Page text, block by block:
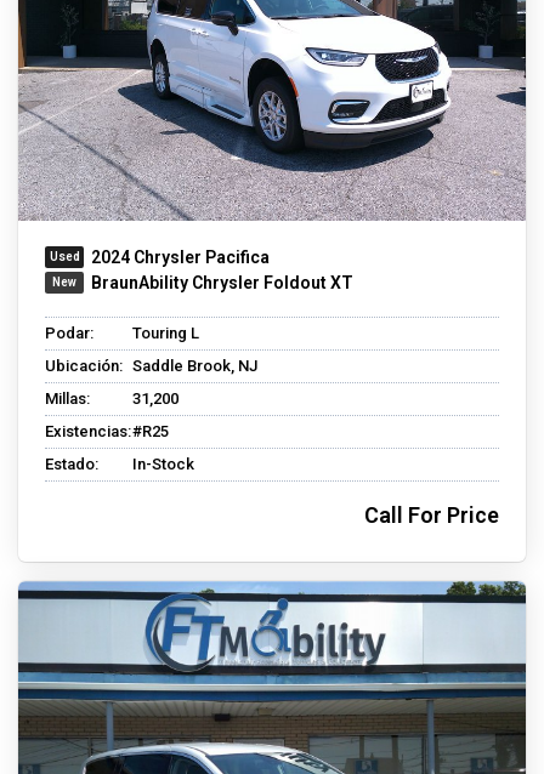
2024 Chrysler Pacifica
BraunAbility Chrysler Foldout XT
Podar:
Touring L
Ubicación: Saddle Brook, NJ
Millas:
31,200
Existencias:#R25
Estado:
In-Stock
Call For Price